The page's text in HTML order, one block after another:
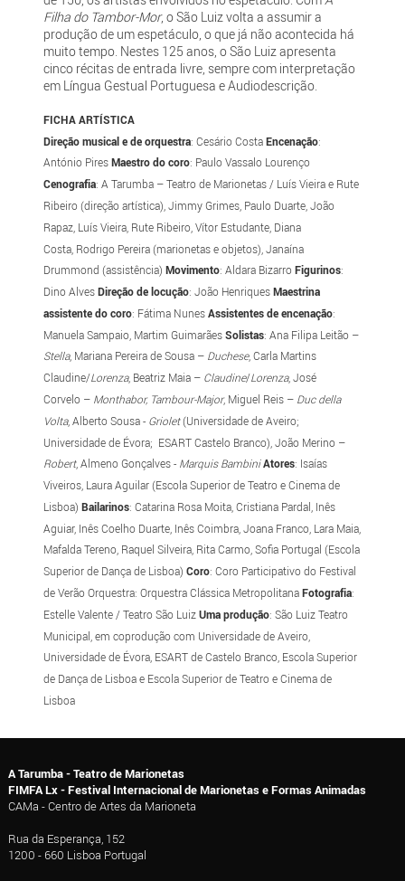
Filha do Tambor-Mor, o São Luiz volta a assumir a
produção de um espetáculo, o que já não acontecida há
muito tempo. Nestes 125 anos, o São Luiz apresenta
cinco récitas de entrada livre, sempre com interpretação
em Língua Gestual Portuguesa e Audiodescrição.
FICHA ARTÍSTICA
Direção musical e de orquestra: Cesário CostaEncenação:
António PiresMaestro do coro: Paulo Vassalo Lourenço
Cenografia: A Tarumba – Teatro de Marionetas / Luís Vieira e Rute
Ribeiro (direção artística), Jimmy Grimes, Paulo Duarte, João
Rapaz, Luís Vieira, Rute Ribeiro, Vítor Estudante, Diana
Costa, Rodrigo Pereira (marionetas e objetos), Janaína
Drummond (assistência)Movimento: Aldara BizarroFigurinos:
Dino AlvesDireção de locução: João HenriquesMaestrina
assistente do coro: Fátima NunesAssistentes de encenação:
Manuela Sampaio, Martim GuimarãesSolistas: Ana Filipa Leitão –
Stella, Mariana Pereira de Sousa – Duchese, Carla Martins
Claudine/Lorenza, Beatriz Maia – Claudine/Lorenza, José
Corvelo – Monthabor, Tambour-Major, Miguel Reis – Duc della
Volta, Alberto Sousa - Griolet(Universidade de Aveiro;
Universidade de Évora; ESART Castelo Branco), João Merino –
Robert, Almeno Gonçalves - Marquis BambiniAtores: Isaías
Viveiros, Laura Aguilar (Escola Superior de Teatro e Cinema de
Lisboa)Bailarinos: Catarina Rosa Moita, Cristiana Pardal, Inês
Aguiar, Inês Coelho Duarte, Inês Coimbra, Joana Franco, Lara Maia,
Mafalda Tereno, Raquel Silveira, Rita Carmo, Sofia Portugal (Escola
Superior de Dança de Lisboa)Coro: Coro Participativo do Festival
de Verão Orquestra: Orquestra Clássica MetropolitanaFotografia:
Estelle Valente / Teatro São LuizUma produção: São Luiz Teatro
Municipal, em coprodução com Universidade de Aveiro,
Universidade de Évora, ESART de Castelo Branco, Escola Superior
de Dança de Lisboa e Escola Superior de Teatro e Cinema de
Lisboa
A Tarumba - Teatro de Marionetas
FIMFA Lx - Festival Internacional de Marionetas e Formas Animadas
CAMa - Centro de Artes da Marioneta
Rua da Esperança, 152
1200 - 660 Lisboa Portugal